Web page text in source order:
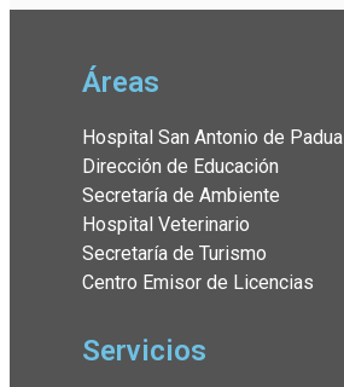
Áreas
Hospital San Antonio de Padua
Dirección de Educación
Secretaría de Ambiente
Hospital Veterinario
Secretaría de Turismo
Centro Emisor de Licencias
Servicios